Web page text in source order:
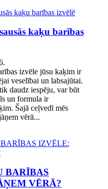
kaķu barības
izvēle jūsu kaķim ir
veselībai un labsajūtai.
daudz iespēju, var būt
un formula ir
Šajā ceļvedī mēs
vērā...
BARĪBAS
VĒRĀ?